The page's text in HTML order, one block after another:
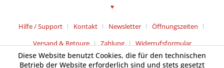
♥
Hilfe / Support Kontakt Newsletter
Öffnungszeiten
Versand & Retoure
Zahlung Widerrufsformular
Diese Website benutzt Cookies, die für den technischen
Betrieb der Website erforderlich sind und stets gesetzt